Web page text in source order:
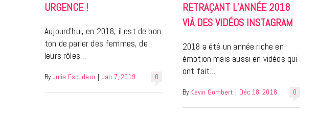
URGENCE !
Aujourd’hui, en 2018, il est de bon
ton de parler des femmes, de
leurs rôles…
0
By Julia Escudero | Jan 7, 2019
RETRAÇANT L’ANNÉE 2018
VIÀ DES VIDÉOS INSTAGRAM
2018 a été un année riche en
émotion mais aussi en vidéos qui
ont fait…
0
By Kevin Gombert | Déc 18, 2018